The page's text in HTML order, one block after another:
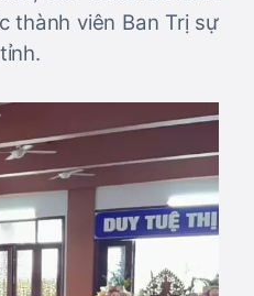
thành viên Ban Trị sự